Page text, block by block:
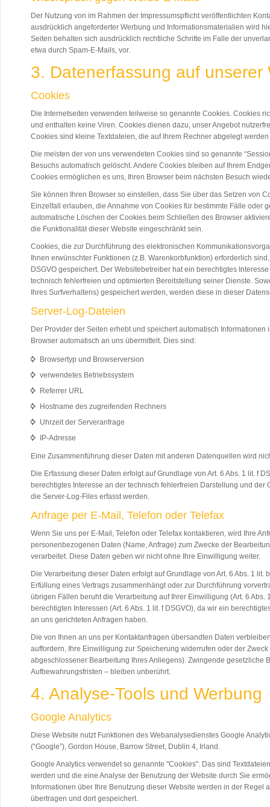
Der Nutzung von im Rahmen der Impressumspflicht veröffentlichten
ausdrücklich angeforderter Werbung und Informationsmaterialien wird
Seiten behalten sich ausdrücklich rechtliche Schritte im Falle der
etwa durch Spam-E-Mails, vor.
3. Datenerfassung auf unserer
Cookies
Die Internetseiten verwenden teilweise so genannte Cookies. Cookies
und enthalten keine Viren. Cookies dienen dazu, unser Angebot
Cookies sind kleine Textdateien, die auf Ihrem Rechner abgelegt
Die meisten der von uns verwendeten Cookies sind so genannte
Besuchs automatisch gelöscht. Andere Cookies bleiben auf Ihrem
Cookies ermöglichen es uns, Ihren Browser beim nächsten Besuch
Sie können Ihren Browser so einstellen, dass Sie über das Setzen von
Einzelfall erlauben, die Annahme von Cookies für bestimmte Fälle oder
automatische Löschen der Cookies beim Schließen des Browser
die Funktionalität dieser Website eingeschränkt sein.
Cookies, die zur Durchführung des elektronischen
Ihnen erwünschter Funktionen (z.B. Warenkorbfunktion) erforderlich
DSGVO gespeichert. Der Websitebetreiber hat ein berechtigtes
technisch fehlerfreien und optimierten Bereitstellung seiner Dienste.
Ihres Surfverhaltens) gespeichert werden, werden diese in dieser
Server-Log-Dateien
Der Provider der Seiten erhebt und speichert automatisch
Browser automatisch an uns übermittelt. Dies sind:
Browsertyp und Browserversion
verwendetes Betriebssystem
Referrer URL
Hostname des zugreifenden Rechners
Uhrzeit der Serveranfrage
IP-Adresse
Eine Zusammenführung dieser Daten mit anderen Datenquellen wird
Die Erfassung dieser Daten erfolgt auf Grundlage von Art. 6 Abs. 1 lit. f
berechtigtes Interesse an der technisch fehlerfreien Darstellung und der
die Server-Log-Files erfasst werden.
Anfrage per E-Mail, Telefon oder Telefax
Wenn Sie uns per E-Mail, Telefon oder Telefax kontaktieren, wird Ihre
personenbezogenen Daten (Name, Anfrage) zum Zwecke der
verarbeitet. Diese Daten geben wir nicht ohne Ihre Einwilligung weiter.
Die Verarbeitung dieser Daten erfolgt auf Grundlage von Art. 6 Abs. 1 lit.
Erfüllung eines Vertrags zusammenhängt oder zur Durchführung
übrigen Fällen beruht die Verarbeitung auf Ihrer Einwilligung (Art. 6 Abs.
berechtigten Interessen (Art. 6 Abs. 1 lit. f DSGVO), da wir ein
an uns gerichteten Anfragen haben.
Die von Ihnen an uns per Kontaktanfragen übersandten Daten
auffordern, Ihre Einwilligung zur Speicherung widerrufen oder der
abgeschlossener Bearbeitung Ihres Anliegens). Zwingende gesetzliche
Aufbewahrungsfristen – bleiben unberührt.
4. Analyse-Tools und Werbung
Google Analytics
Diese Website nutzt Funktionen des Webanalysedienstes Google
(“Google”), Gordon House, Barrow Street, Dublin 4, Irland.
Google Analytics verwendet so genannte "Cookies". Das sind
werden und die eine Analyse der Benutzung der Website durch Sie
Informationen über Ihre Benutzung dieser Website werden in der Regel
übertragen und dort gespeichert.